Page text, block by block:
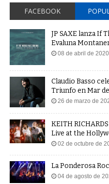
FACEBOOK
JP SAXE lanza If
Evaluna
08 de abril de 2020
Claudio Basso
Triunfo en Mar
26 de marzo de
KEITH
Live at the
02 de octubre de
La Ponderosa
04 de agosto de